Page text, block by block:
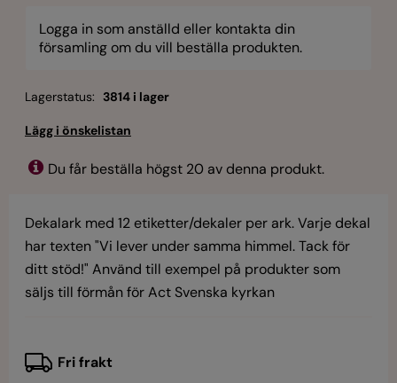
Logga in som anställd eller kontakta din
församling om du vill beställa produkten.
Lagerstatus: 3814 i lager
Du får beställa högst 20 av denna produkt.
Dekalark med 12 etiketter/dekaler per ark. Varje dekal
har texten "Vi lever under samma himmel. Tack för
ditt stöd!" Använd till exempel på produkter som
säljs till förmån för Act Svenska kyrkan
Fri frakt